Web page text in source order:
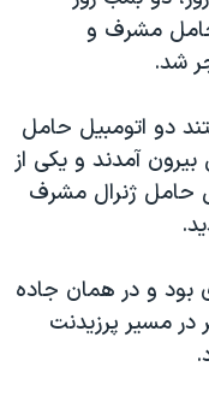
مشرف و
شد.
دو اتومبيل حامل
آمدند و يکی از
حامل ژنرال مشرف
بود و در همان جاده
در انفجار ١٤ دسامبر در مسير پرزيدنت